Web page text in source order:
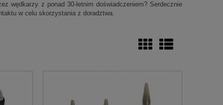
wędkarzy z ponad 30-letnim doświadczeniem? Serdecznie
w celu skorzystania z doradztwa.